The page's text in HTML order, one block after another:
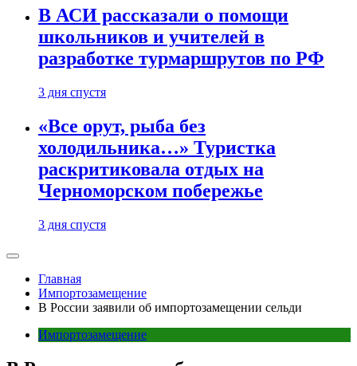
В АСИ рассказали о помощи
школьников и учителей в
разработке турмаршрутов по РФ
3 дня спустя
«Все орут, рыба без
холодильника…» Туристка
раскритиковала отдых на
Черноморском побережье
3 дня спустя
Главная
Импортозамещение
В России заявили об импортозамещении сельди
Импортозамещение